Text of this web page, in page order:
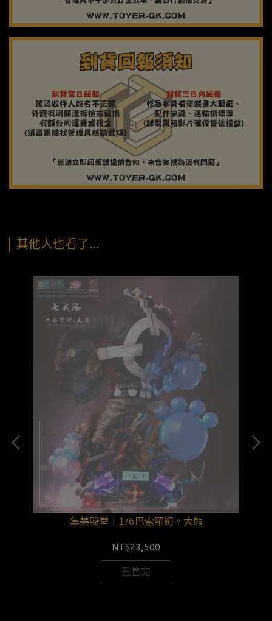
其他人也看了…
集美殿堂｜1/6巴索羅姆。大熊
NT$23,500
已售完